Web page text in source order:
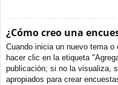
¿Cómo creo una
Cuando inicia un nuevo tema
hacer clic en la etiqueta
publicación; si no la visualiza,
apropiados para crear